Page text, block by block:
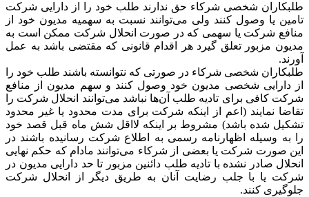
طلبکاران شخصی شرکاء حق ندارند طلب خود را از دارایی شرکت
تامین یا وصول کنند ولی می‌توانند نسبت به سهمیه مدیون خود از
منافع شرکت یا سهمی که در صورت انحلال شرکت ممکن است به
مدیون مزبور تعلق گیرد هر اقدام قانونی که مقتضی باشد به عمل
آورند.
‌طلبکاران شخصی شرکاء در صورتی که نتوانسته باشند طلب خود را
از دارایی شخصی مدیون خود وصول کنند و سهم مدیون از منافع
شرکت کافی برای تادیه طلب آن‌ها نباشد می‌توانند انحلال شرکت را
تقاضا نمایند (‌اعم از اینکه شرکت برای مدت محدود یا غیر محدود
تشکیل شده باشد) مشروط بر اینکه لااقل شش ماه قبل قصد خود
را به وسیله اظهارنامه رسمی به اطلاع شرکت رسانیده باشند در
این صورت شرکت یا بعضی از شرکاء می‌توانند مادام که حکم نهایی
انحلال صادر نشده با تادیه طلب دائنین مزبور تا حد دارایی مدیون در
شرکت یا با جلب رضایت آنان به طریق دیگر از انحلال شرکت
جلوگیری کنند.